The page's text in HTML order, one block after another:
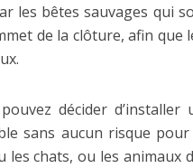
les bêtes sauvages
de la clôture, afin
décider
sans aucun risque
les chats, ou les